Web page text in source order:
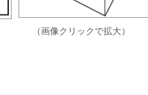
（画像クリックで拡大）